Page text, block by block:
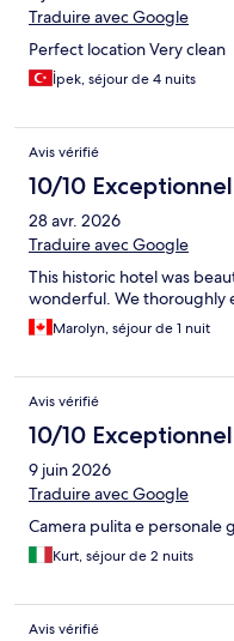
Traduire avec Google
Perfect location Very clean
İpek, séjour de 4 nuits
Avis vérifié
10/10 Exceptionnel
28 avr. 2026
Traduire avec Google
This historic hotel was
wonderful. We thoroughly
Marolyn, séjour de 1 nuit
Avis vérifié
10/10 Exceptionnel
9 juin 2026
Traduire avec Google
Camera pulita e personale
Kurt, séjour de 2 nuits
Avis vérifié